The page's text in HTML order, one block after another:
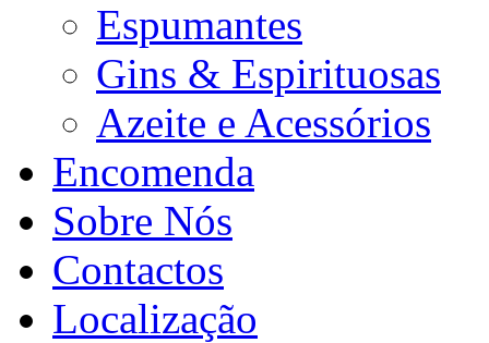
Espumantes
Gins & Espirituosas
Azeite e Acessórios
Encomenda
Sobre Nós
Contactos
Localização